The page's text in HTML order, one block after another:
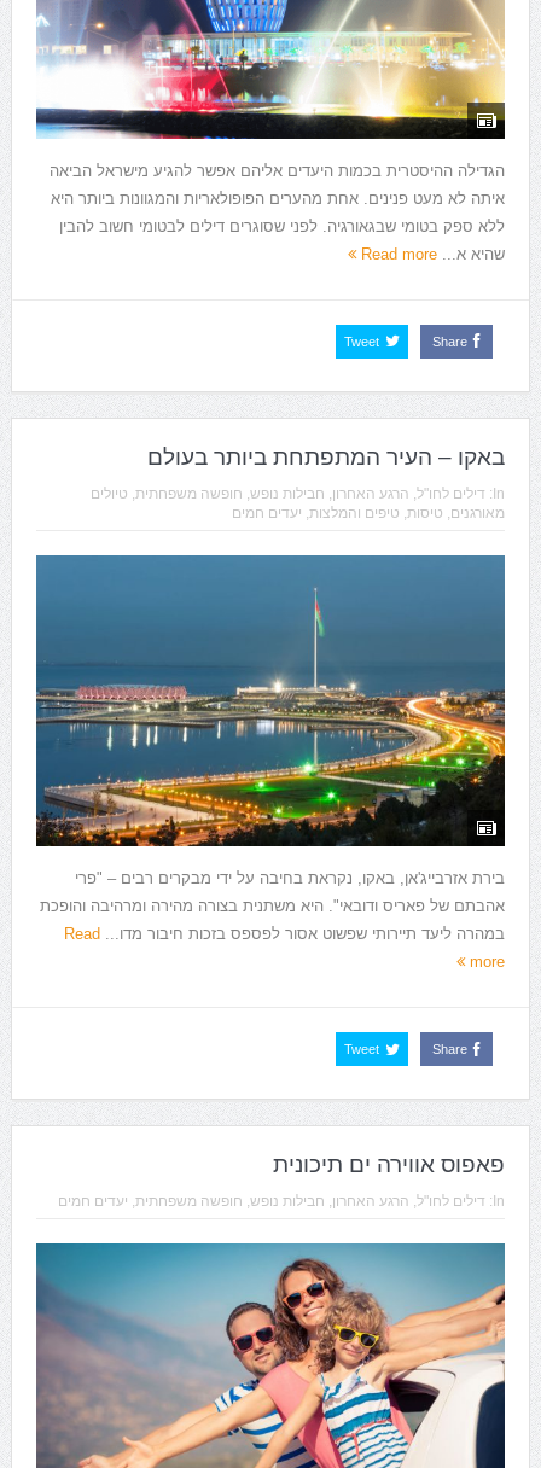
הגדילה ההיסטרית בכמות היעדים אליהם אפשר להגיע מישראל הביאה
איתה לא מעט פנינים. אחת מהערים הפופולאריות והמגוונות ביותר היא
ללא ספק בטומי שבגאורגיה. לפני שסוגרים דילים לבטומי חשוב להבין
שהיא א... Read more
Share
Tweet
באקו – העיר המתפתחת ביותר בעולם
In: דילים לחו"ל, הרגע האחרון חבילות נופש, חופשה משפחתית, טיולים
מאורגנים טיסות, טיפים והמלצות, יעדים חמים
בירת אזרבייג'אן, באקו, נקראת בחיבה על ידי מבקרים רבים – "פרי
אהבתם של פאריס ודובאי". היא משתנית בצורה מהירה ומרהיבה והופכת
במהרה ליעד תיירותי שפשוט אסור לפספס בזכות חיבור מדו... Read
more
Share
Tweet
פאפוס אווירה ים תיכונית
In: דילים לחו"ל, הרגע האחרון, חבילות נופש, חופשה משפחתית, יעדים חמים